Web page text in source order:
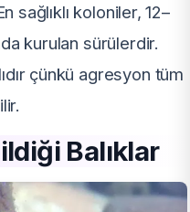
sağlıklı koloniler, 12–
kurulan sürülerdir.
çünkü agresyon tüm
Balıklar